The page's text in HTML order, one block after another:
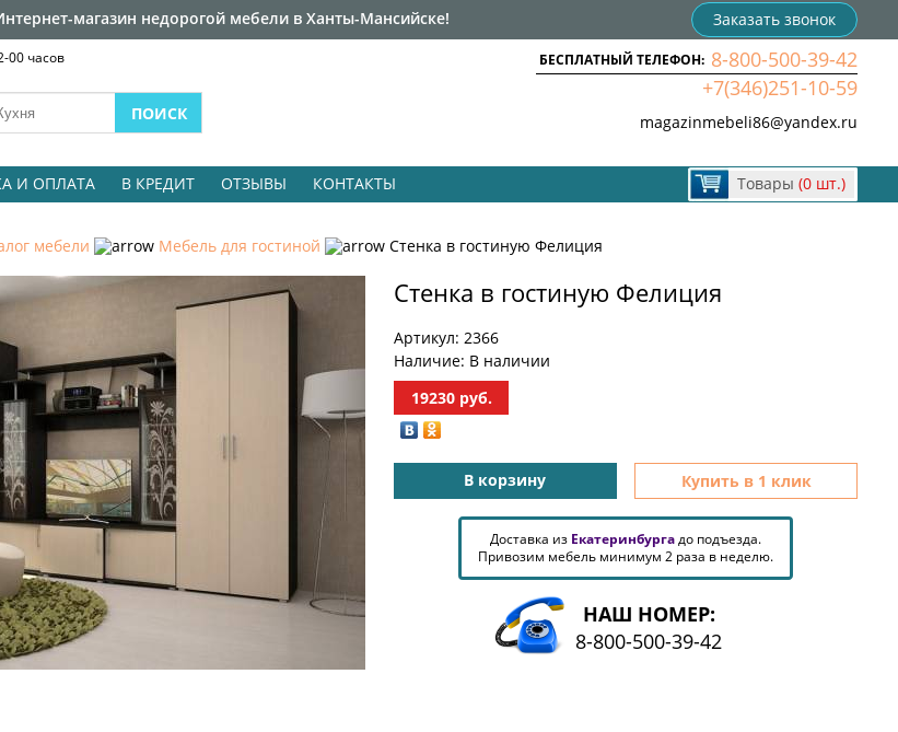
магазин недорогой мебели в Ханты-Мансийске! Заказать звонок
БЕСПЛАТНЫЙ ТЕЛЕФОН: 8-800-500-39-42
+7(346)251-10-59
magazinmebeli86@yandex.ru
00 часов
И ОПЛАТА В КРЕДИТ ОТЗЫВЫ КОНТАКТЫ Товары (0 шт.)
мебели Мебель для гостиной Стенка в гостиную Фелиция
Стенка в гостиную Фелиция
Артикул: 2366
Наличие: В наличии
19230руб.
В корзину Купить в 1 клик
Доставка из Екатеринбургадо подъезда.
Привозим мебель минимум 2 раза в неделю.
НАШ НОМЕР:
8-800-500-39-42